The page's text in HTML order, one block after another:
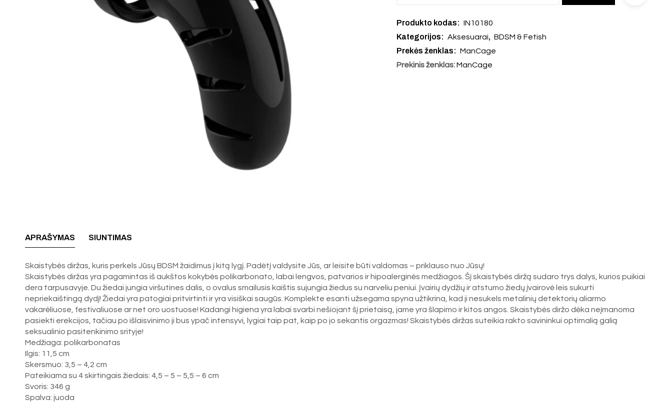
Produkto kodas: IN10180
Kategorijos: Aksesuarai, BDSM & Fetish
Prekės ženklas: ManCage
Prekinis ženklas:ManCage
APRAŠYMAS SIUNTIMAS
Skaistybės diržas, kuris perkels Jūsų BDSM žaidimus į kitą lygį. Padėtį valdysite Jūs, ar leisite būti valdomas – priklauso nuo Jūsų!
Skaistybės diržas yra pagamintas iš aukštos kokybės polikarbonato, labai lengvos, patvarios ir hipoalerginės medžiagos. Šį skaistybės diržą sudaro trys dalys, kurios puikiai
dera tarpusavyje. Du žiedai jungia viršutines dalis, o ovalus smailusis kaištis sujungia žiedus su narveliu peniui. Įvairių dydžių ir atstumo žiedų įvairovė leis sukurti
nepriekaištingą dydį! Žiedai yra patogiai pritvirtinti ir yra visiškai saugūs. Komplekte esanti užsegama spyna užtikrina, kad ji nesukels metalinių detektorių aliarmo
vakarėliuose, festivaliuose ar net oro uostuose! Kadangi higiena yra labai svarbi nešiojant šį prietaisą, jame yra šlapimo ir kitos angos. Skaistybės diržo dėka neįmanoma
pasiekti erekcijos, tačiau po išlaisvinimo ji bus ypač intensyvi, lygiai taip pat, kaip po jo sekantis orgazmas! Skaistybės diržas suteikia rakto savininkui optimalią galią
seksualinio pasitenkinimo srityje!
Medžiaga: polikarbonatas
Ilgis: 11,5 cm
Skersmuo: 3,5 – 4,2 cm
Pateikiama su 4 skirtingais žiedais: 4,5 – 5 – 5,5 – 6 cm
Svoris: 346 g
Spalva: juoda